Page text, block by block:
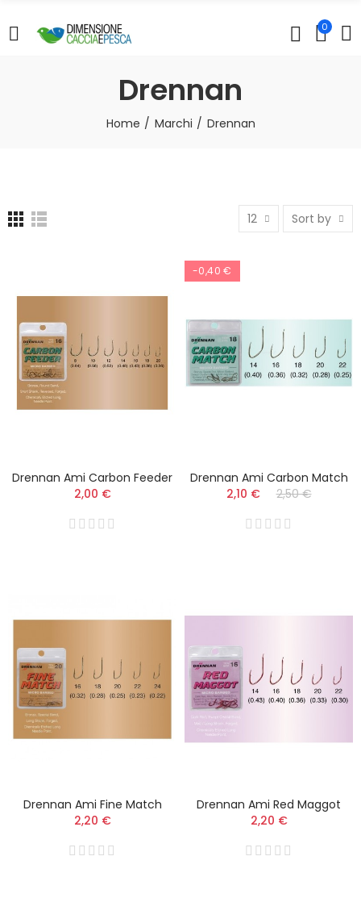
0
Drennan
Home Marchi Drennan
12 Sort by
Drennan Ami Carbon Feeder
2,00 €
-0,40 €
Drennan Ami Carbon Match
2,10 €
2,50 €
Drennan Ami Fine Match
2,20 €
Drennan Ami Red Maggot
2,20 €